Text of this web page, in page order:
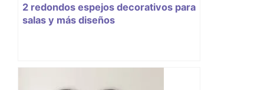
2 redondos espejos decorativos para
salas y más diseños